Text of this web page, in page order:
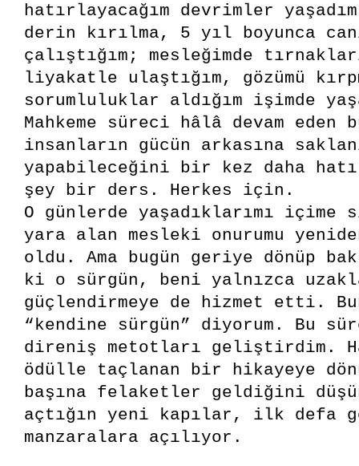
hatırlayacağım devrimler
derin kırılma, 5 yıl boyunca
çalıştığım; mesleğimde
liyakatle ulaştığım, gözümü
sorumluluklar aldığım işimde
Mahkeme süreci hâlâ devam eden
insanların gücün arkasına
yapabileceğini bir kez daha
şey bir ders. Herkes için.
O günlerde yaşadıklarımı içime
yara alan mesleki onurumu
oldu. Ama bugün geriye dönüp
ki o sürgün, beni yalnızca
güçlendirmeye de hizmet etti.
“kendine sürgün” diyorum. Bu
direniş metotları geliştirdim.
ödülle taçlanan bir hikayeye
başına felaketler geldiğini
açtığın yeni kapılar, ilk defa
manzaralara açılıyor.